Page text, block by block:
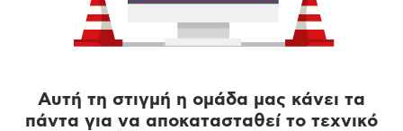
Αυτή τη στιγμή η ομάδα μας κάνει τα
πάντα για να αποκατασταθεί το τεχνικό